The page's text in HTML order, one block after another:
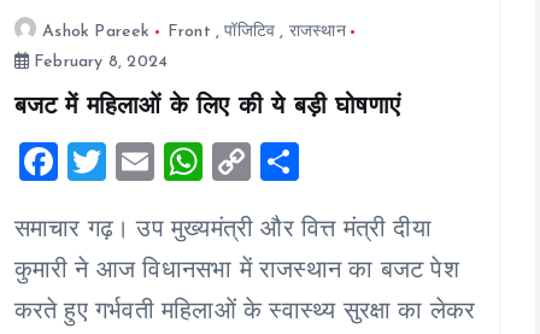
Ashok Pareek Front ,पॉजिटिव , राजस्थान
February 8, 2024
बजट में महिलाओं के लिए की ये बड़ी घोषणाएं
F
ce
b
o
T
tt
er
E
ai
l
W
at
s
A
C
p
y
Li
a
re
समाचार गढ़। उप मुख्यमंत्री और वित्त मंत्री दीया
कुमारी ने आज विधानसभा में राजस्थान का बजट पेश
करते हुए गर्भवती महिलाओं के स्वास्थ्य सुरक्षा का लेकर